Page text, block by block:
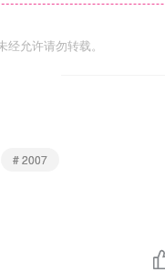
允许请勿转载。
# 2007